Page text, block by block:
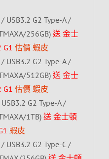
USB3.2 G2 Type-A /
256GB) 送 金士
G1 估價 蝦皮
USB3.2 G2 Type-A /
512GB) 送 金士
G1 估價 蝦皮
G2 Type-A /
1TB) 送 金士頓
蝦皮
USB3.2 G2 Type-C /